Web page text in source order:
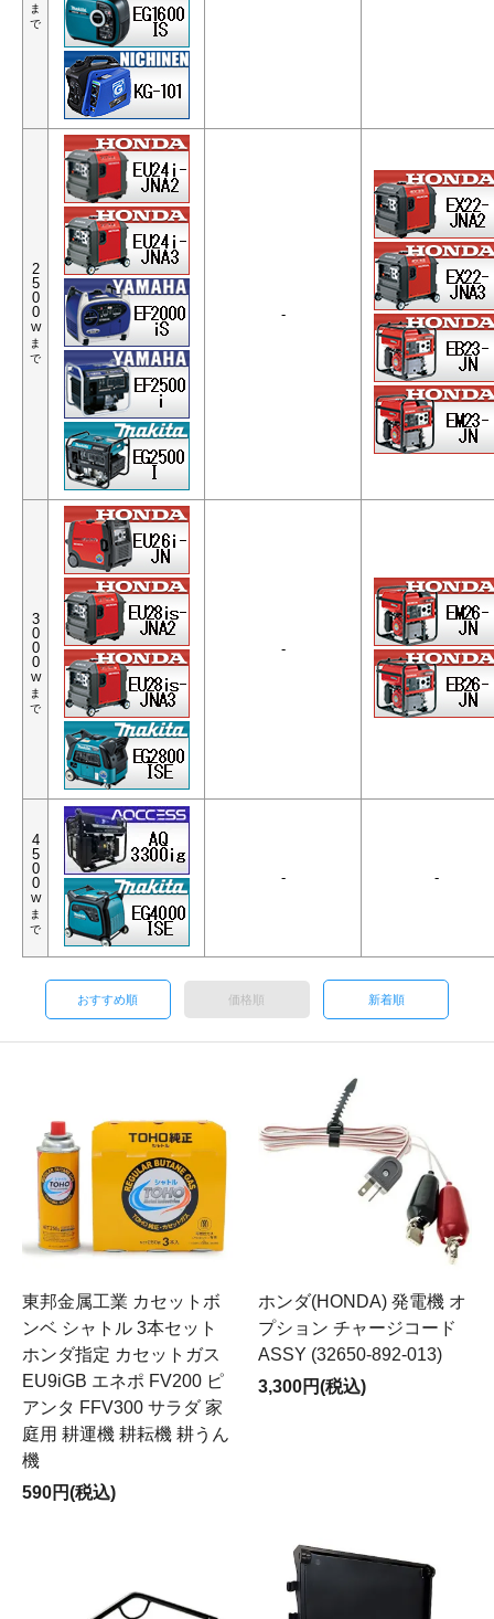
ま
で
2
5
0
0
W
ま
で
-
3
0
0
0
W
ま
で
-
4
5
0
0
W
ま
で
- -
おすすめ順 価格順 新着順
東邦金属工業 カセットボ
ンベ シャトル 3本セット
ホンダ指定 カセットガス
EU9iGB エネポ FV200 ピ
アンタ FFV300 サラダ 家
庭用 耕運機 耕耘機 耕うん
機
590円(税込)
ホンダ(HONDA) 発電機 オ
プション チャージコード
ASSY (32650-892-013)
3,300円(税込)